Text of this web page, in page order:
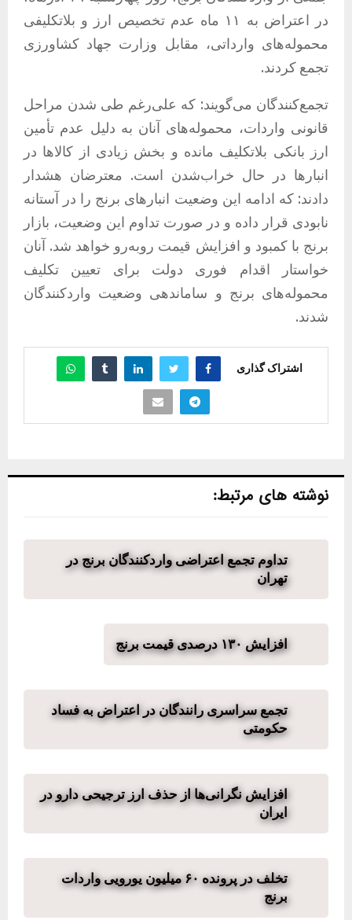
در اعتراض به ۱۱ ماه عدم تخصیص ارز و بلاتکلیفی
محموله‌های وارداتی، مقابل وزارت جهاد کشاورزی
تجمع کردند.
تجمع‌کنندگان می‌گویند: که علی‌رغم طی شدن مراحل
قانونی واردات، محموله‌های آنان به دلیل عدم تأمین
ارز بانکی بلاتکلیف مانده و بخش زیادی از کالاها در
انبارها در حال خراب‌شدن است. معترضان هشدار
دادند: که ادامه این وضعیت انبارهای برنج را در آستانه
نابودی قرار داده و در صورت تداوم این وضعیت، بازار
برنج با کمبود و افزایش قیمت روبه‌رو خواهد شد. آنان
خواستار اقدام فوری دولت برای تعیین تکلیف
محموله‌های برنج و ساماندهی وضعیت واردکنندگان
شدند.
اشتراک گذاری
نوشته های مرتبط:
تداوم تجمع اعتراضی واردکنندگان برنج در
تهران
افزایش ۱۳۰ درصدی قیمت برنج
تجمع سراسری رانندگان در اعتراض به فساد
حکومتی
افزایش نگرانی‌ها از حذف ارز ترجیحی دارو در
ایران
تخلف در پرونده ۶۰ میلیون یورویی واردات
برنج